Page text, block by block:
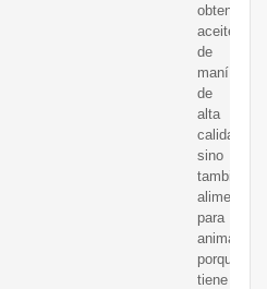
obtener
aceite
de
maní
de
alta
calidad,
sino
también
alimento
para
animales,
porque
tiene